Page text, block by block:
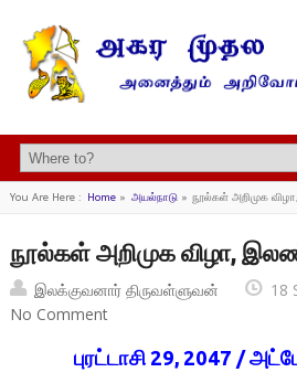
You Are Here : Home» அயல்நாடு» நூல்கள் அறிமுக
நூல்கள் அறிமுக விழா,
இலக்குவனார் திருவள்ளுவன்
18
No Comment
புரட்டாசி 29, 2047 /